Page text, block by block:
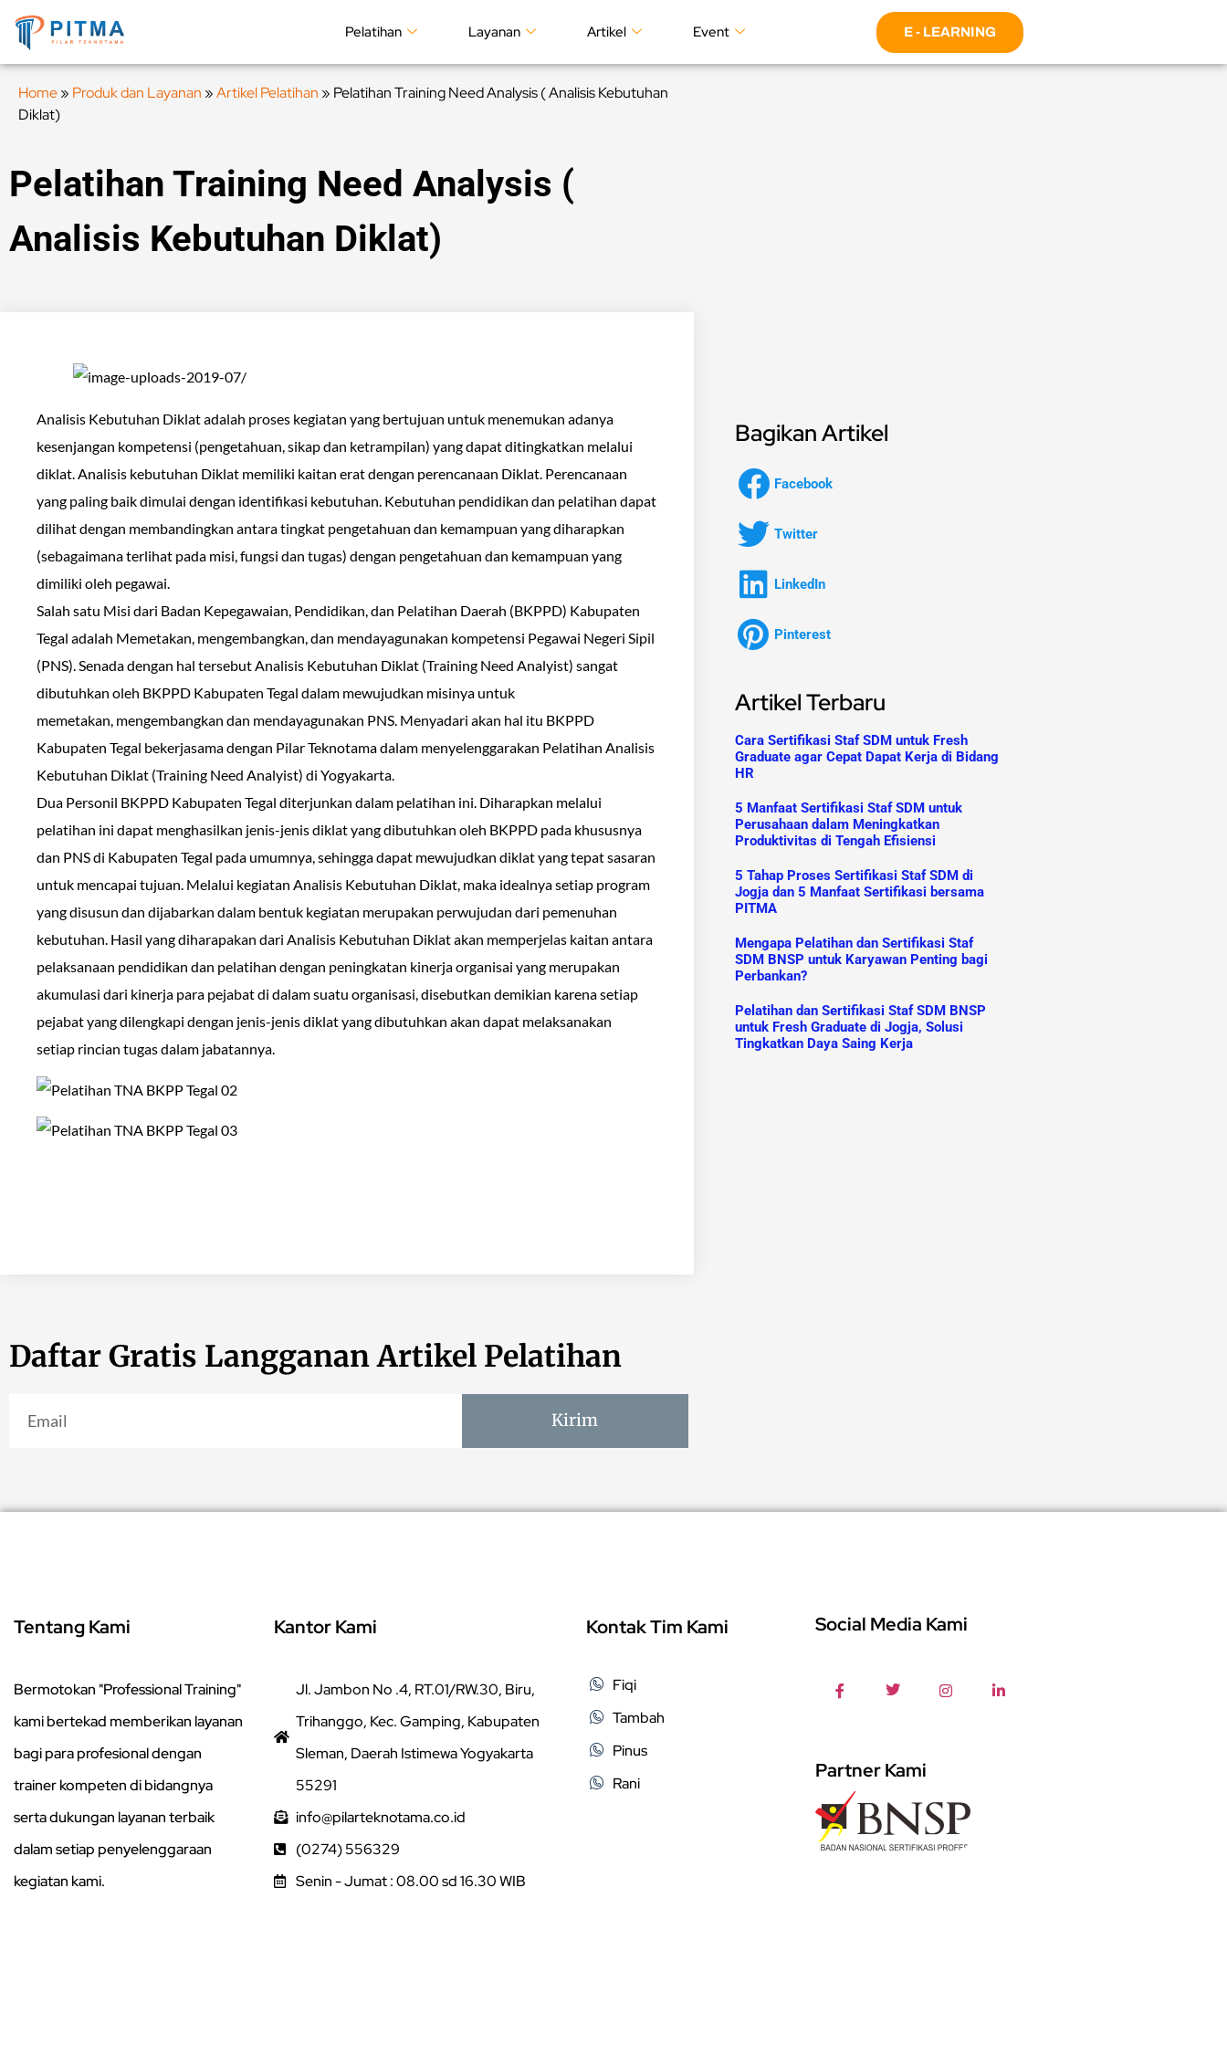
Pelatihan Layanan Artikel Event E - LEARNING
Home» Produk dan Layanan »Artikel Pelatihan » Pelatihan Training Need Analysis ( Analisis Kebutuhan
Diklat)
Pelatihan Training Need Analysis (
Analisis Kebutuhan Diklat)
Analisis Kebutuhan Diklat adalah proses kegiatan yang bertujuan untuk menemukan adanya
kesenjangan kompetensi (pengetahuan, sikap dan ketrampilan) yang dapat ditingkatkan melalui
diklat. Analisis kebutuhan Diklat memiliki kaitan erat dengan perencanaan Diklat. Perencanaan
yang paling baik dimulai dengan identifikasi kebutuhan. Kebutuhan pendidikan dan pelatihan dapat
dilihat dengan membandingkan antara tingkat pengetahuan dan kemampuan yang diharapkan
(sebagaimana terlihat pada misi, fungsi dan tugas) dengan pengetahuan dan kemampuan yang
dimiliki oleh pegawai.
Salah satu Misi dari Badan Kepegawaian, Pendidikan, dan Pelatihan Daerah (BKPPD) Kabupaten
Tegal adalah Memetakan, mengembangkan, dan mendayagunakan kompetensi Pegawai Negeri Sipil
(PNS). Senada dengan hal tersebut Analisis Kebutuhan Diklat (Training Need Analyist) sangat
dibutuhkan oleh BKPPD Kabupaten Tegal dalam mewujudkan misinya untuk
memetakan, mengembangkan dan mendayagunakan PNS. Menyadari akan hal itu BKPPD
Kabupaten Tegal bekerjasama dengan Pilar Teknotama dalam menyelenggarakan Pelatihan Analisis
Kebutuhan Diklat (Training Need Analyist) di Yogyakarta.
Dua Personil BKPPD Kabupaten Tegal diterjunkan dalam pelatihan ini. Diharapkan melalui
pelatihan ini dapat menghasilkan jenis-jenis diklat yang dibutuhkan oleh BKPPD pada khususnya
dan PNS di Kabupaten Tegal pada umumnya, sehingga dapat mewujudkan diklat yang tepat sasaran
untuk mencapai tujuan. Melalui kegiatan Analisis Kebutuhan Diklat, maka idealnya setiap program
yang disusun dan dijabarkan dalam bentuk kegiatan merupakan perwujudan dari pemenuhan
kebutuhan. Hasil yang diharapakan dari Analisis Kebutuhan Diklat akan memperjelas kaitan antara
pelaksanaan pendidikan dan pelatihan dengan peningkatan kinerja organisai yang merupakan
akumulasi dari kinerja para pejabat di dalam suatu organisasi, disebutkan demikian karena setiap
pejabat yang dilengkapi dengan jenis-jenis diklat yang dibutuhkan akan dapat melaksanakan
setiap rincian tugas dalam jabatannya.
Bagikan Artikel
Facebook
Twitter
LinkedIn
Pinterest
Artikel Terbaru
Cara Sertifikasi Staf SDM untuk Fresh
Graduate agar Cepat Dapat Kerja di Bidang
HR
5 Manfaat Sertifikasi Staf SDM untuk
Perusahaan dalam Meningkatkan
Produktivitas di Tengah Efisiensi
5 Tahap Proses Sertifikasi Staf SDM di
Jogja dan 5 Manfaat Sertifikasi bersama
PITMA
Mengapa Pelatihan dan Sertifikasi Staf
SDM BNSP untuk Karyawan Penting bagi
Perbankan?
Pelatihan dan Sertifikasi Staf SDM BNSP
untuk Fresh Graduate di Jogja, Solusi
Tingkatkan Daya Saing Kerja
Daftar Gratis Langganan Artikel Pelatihan
Kirim
Tentang Kami
Bermotokan "Professional Training"
kami bertekad memberikan layanan
bagi para profesional dengan
trainer kompeten di bidangnya
serta dukungan layanan terbaik
dalam setiap penyelenggaraan
kegiatan kami.
Kantor Kami
Jl. Jambon No .4, RT.01/RW.30, Biru,
Trihanggo, Kec. Gamping, Kabupaten
Sleman, Daerah Istimewa Yogyakarta
55291
info@pilarteknotama.co.id
(0274) 556329
Senin - Jumat : 08.00 sd 16.30 WIB
Kontak Tim Kami
Fiqi
Tambah
Pinus
Rani
Social Media Kami
Partner Kami